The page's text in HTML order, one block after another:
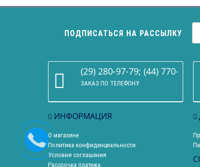
ПОДПИСАТЬСЯ НА РАССЫЛКУ
(29) 280-97-79; (44) 770-86-
ЗАКАЗ ПО ТЕЛЕФОНУ
ИНФОРМАЦИЯ
О магазине
Политика конфиденциальности
Условия соглашения
Рассрочка платежа